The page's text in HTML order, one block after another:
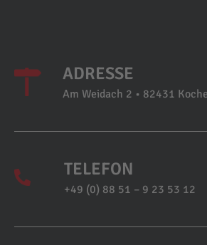
ADRESSE
Am Weidach 2 • 82431
TELEFON
+49 (0) 88 51 – 9 23 53 12